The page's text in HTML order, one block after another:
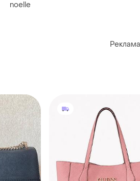
noelle